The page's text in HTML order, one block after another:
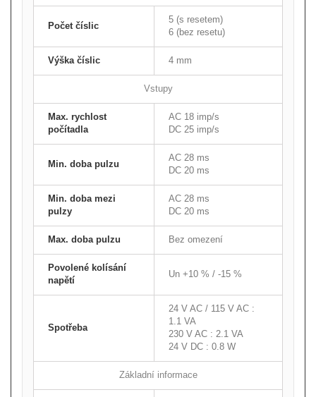
Počet číslic
5 (s resetem)
6 (bez resetu)
Výška číslic 4 mm
Vstupy
Max. rychlost
počítadla
AC 18 imp/s
DC 25 imp/s
Min. doba pulzu
AC 28 ms
DC 20 ms
Min. doba mezi
pulzy
AC 28 ms
DC 20 ms
Max. doba pulzu Bez omezení
Povolené kolísání
napětí
Un +10 % / -15 %
Spotřeba
24 V AC / 115 V AC :
1.1 VA
230 V AC : 2.1 VA
24 V DC : 0.8 W
Základní informace